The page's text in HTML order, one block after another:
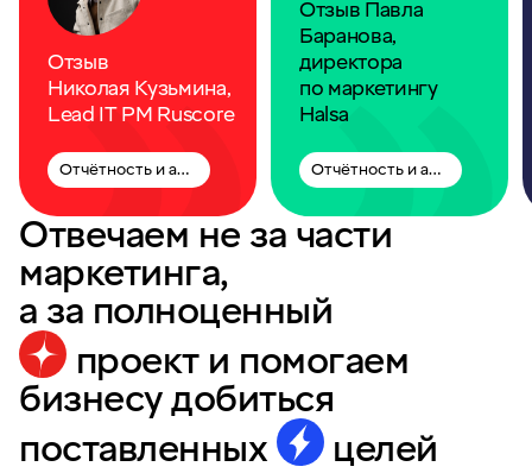
Отзыв
Николая Кузьмина,
Lead IT PM Ruscore
Отчётность и аналитика
Отзыв Павла
Баранова,
директора
по маркетингу
Halsa
Отчётность и аналитика
Отвечаем не за части
маркетинга,
а за полноценный
проекти помогаем
бизнесу добиться
поставленных
целей